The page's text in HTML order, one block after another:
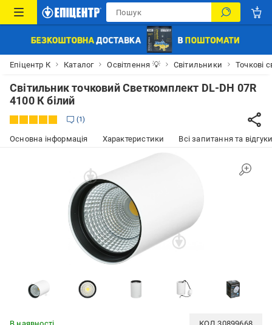
Епіцентр К Каталог Освітлення 💡 Світильники Точкові
Світильник точковий Светкомплект DL-DH 07R
4100 К білий
1
Основна інформація Характеристики Всі запитання та
В наявності КОД30899668